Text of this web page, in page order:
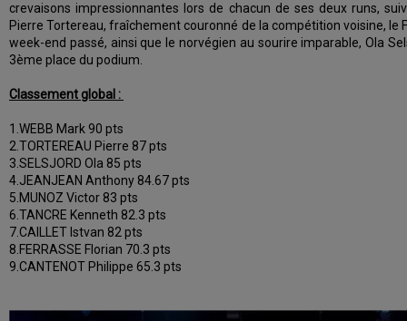
crevaisons impressionnantes lors de chacun de ses deux runs,
Pierre Tortereau, fraîchement couronné de la compétition voisine, le
week-end passé, ainsi que le norvégien au sourire imparable, Ola
3ème place du podium.
Classement global :
1.WEBB Mark 90 pts
2.TORTEREAU Pierre 87 pts
3.SELSJORD Ola 85 pts
4.JEANJEAN Anthony 84.67 pts
5.MUNOZ Victor 83 pts
6.TANCRE Kenneth 82.3 pts
7.CAILLET Istvan 82 pts
8.FERRASSE Florian 70.3 pts
9.CANTENOT Philippe 65.3 pts